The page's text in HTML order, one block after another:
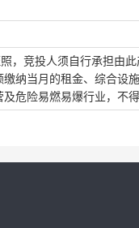
，竞投人须自行承担由
纳当月的租金、综合设
危险易燃易爆行业，不